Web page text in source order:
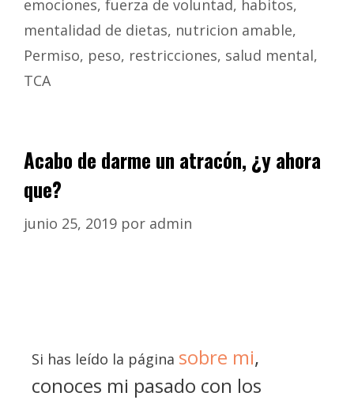
emociones, fuerza de voluntad, habitos,
mentalidad de dietas, nutricion amable,
Permiso, peso, restricciones, salud mental,
TCA
Acabo de darme un atracón, ¿y ahora
que?
junio 25, 2019 por admin
Si has leído la página sobre mi,
conoces mi pasado con los